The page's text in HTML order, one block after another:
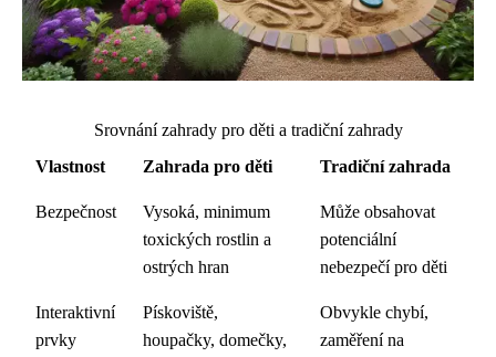
Srovnání zahrady pro děti a tradiční zahrady
Vlastnost
Zahrada pro děti Tradiční zahrada
Bezpečnost
Vysoká, minimum
toxických rostlin a
ostrých hran
Může obsahovat
potenciální
nebezpečí pro děti
Interaktivní
prvky
Pískoviště,
houpačky, domečky,
Obvykle chybí,
zaměření na